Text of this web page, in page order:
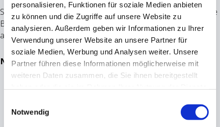
personalisieren, Funktionen für soziale Medien anbieten
zu können und die Zugriffe auf unsere Website zu
analysieren. Außerdem geben wir Informationen zu Ihrer
Verwendung unserer Website an unsere Partner für
soziale Medien, Werbung und Analysen weiter. Unsere
Partner führen diese Informationen möglicherweise mit
weiteren Daten zusammen, die Sie ihnen bereitgestellt
Notwendig
Statistik-Cookies helfen Webseiten-Besitzern zu verstehen, wie
Besucher mit Webseiten interagieren, indem Informationen
anonym gesammelt und gemeldet werden.
Name AnbieterZweck
Maximale
Speicherdauer
Typ
Erfasst Statistiken
über Besuche des